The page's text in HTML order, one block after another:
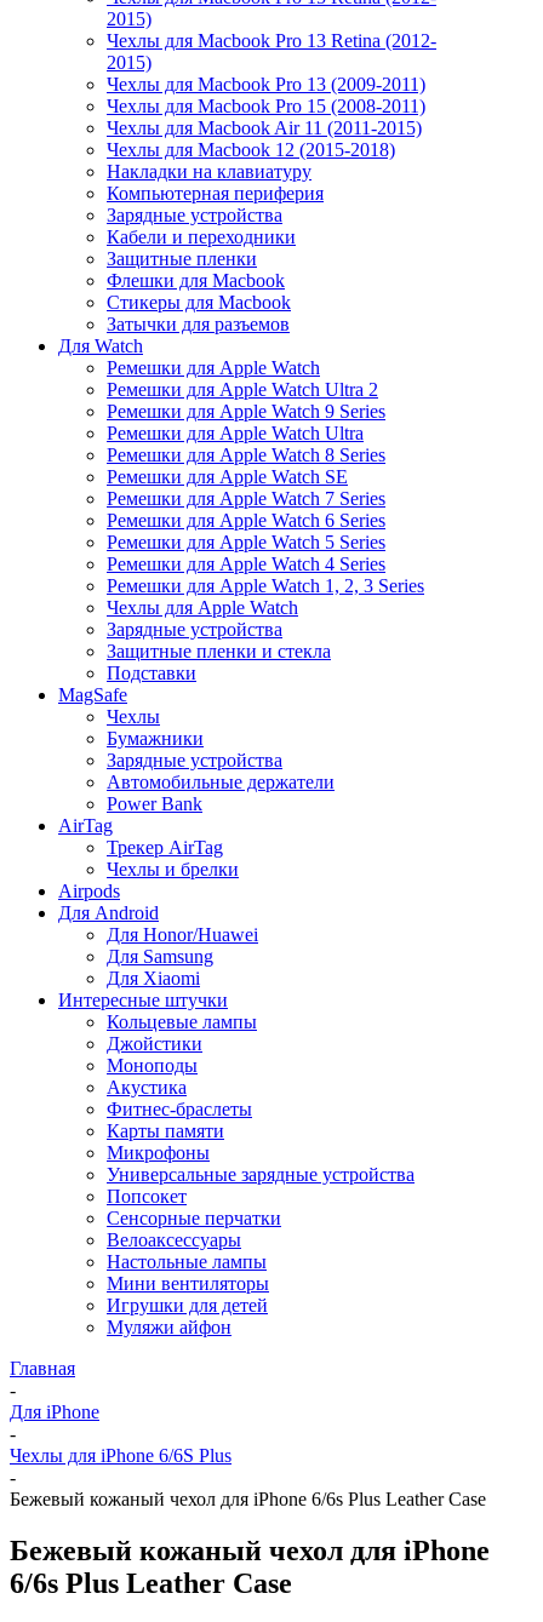
2015)
Чехлы для Macbook Pro 13 Retina (2012-
2015)
Чехлы для Macbook Pro 13 (2009-2011)
Чехлы для Macbook Pro 15 (2008-2011)
Чехлы для Macbook Air 11 (2011-2015)
Чехлы для Macbook 12 (2015-2018)
Накладки на клавиатуру
Компьютерная периферия
Зарядные устройства
Кабели и переходники
Защитные пленки
Флешки для Macbook
Стикеры для Macbook
Затычки для разъемов
Для Watch
Ремешки для Apple Watch
Ремешки для Apple Watch Ultra 2
Ремешки для Apple Watch 9 Series
Ремешки для Apple Watch Ultra
Ремешки для Apple Watch 8 Series
Ремешки для Apple Watch SE
Ремешки для Apple Watch 7 Series
Ремешки для Apple Watch 6 Series
Ремешки для Apple Watch 5 Series
Ремешки для Apple Watch 4 Series
Ремешки для Apple Watch 1, 2, 3 Series
Чехлы для Apple Watch
Зарядные устройства
Защитные пленки и стекла
Подставки
MagSafe
Чехлы
Бумажники
Зарядные устройства
Автомобильные держатели
Power Bank
AirTag
Трекер AirTag
Чехлы и брелки
Airpods
Для Android
Для Honor/Huawei
Для Samsung
Для Xiaomi
Интересные штучки
Кольцевые лампы
Джойстики
Моноподы
Акустика
Фитнес-браслеты
Карты памяти
Микрофоны
Универсальные зарядные устройства
Попсокет
Сенсорные перчатки
Велоаксессуары
Настольные лампы
Мини вентиляторы
Игрушки для детей
Муляжи айфон
Главная
-
Для iPhone
-
Чехлы для iPhone 6/6S Plus
-
Бежевый кожаный чехол для iPhone 6/6s Plus Leather Case
Бежевый кожаный чехол для iPhone
6/6s Plus Leather Case